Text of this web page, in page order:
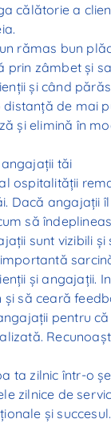
călătorie a
rămas bun
prin zâmbet și
și când
de mai
și elimină în
tăi
ospitalității
Dacă angajații
să
sunt vizibili
și angajații.
să ceară
pentru
ta zilnic într-o
zilnice de
și succesul.